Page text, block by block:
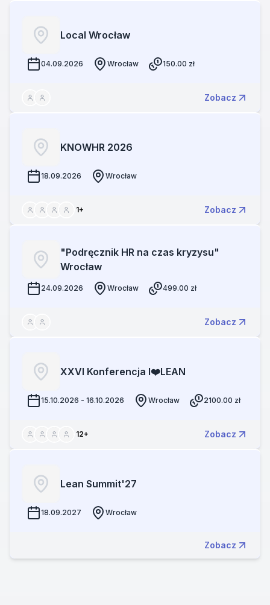
Local Wrocław
04.09.2026 Wrocław 150.00 zł
Zobacz
KNOWHR 2026
18.09.2026 Wrocław
1+ Zobacz
"Podręcznik HR na czas kryzysu"
Wrocław
24.09.2026 Wrocław 499.00 zł
Zobacz
XXVI Konferencja I❤️LEAN
15.10.2026 - 16.10.2026 Wrocław 2100.00 zł
12+ Zobacz
Lean Summit'27
18.09.2027 Wrocław
Zobacz